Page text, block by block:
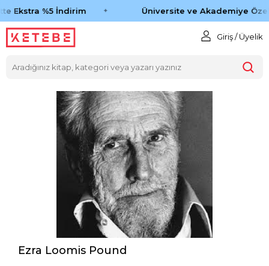
Ekstra %5 İndirim Üniversite ve Akademiye Özel
Giriş / Üyelik
Ezra Loomis Pound